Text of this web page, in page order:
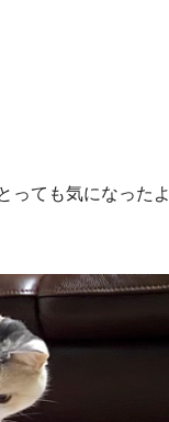
っても気になったよ